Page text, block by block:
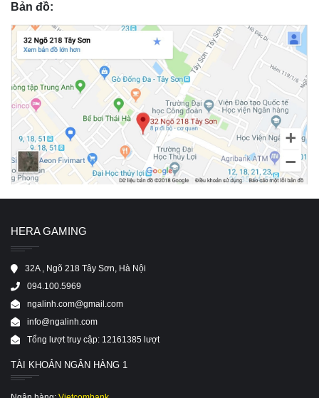
Bản đồ:
HERA GAMING
32A , Ngõ 218 Tây Sơn, Hà Nội
094.100.5969
ngalinh.com@gmail.com
info@ngalinh.com
Tổng lượt truy cập: 12161385 lượt
TÀI KHOẢN NGÂN HÀNG 1